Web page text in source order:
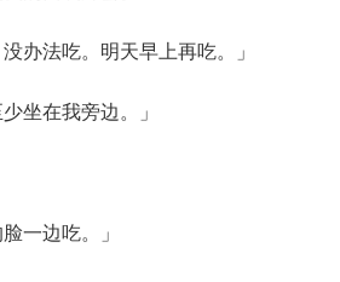
办法吃。明天早上再吃。」
坐在我旁边。」
一边吃。」